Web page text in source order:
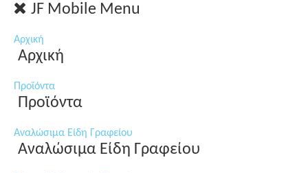
JF Mobile Menu
Αρχική
Αρχική
Προϊόντα
Προϊόντα
Αναλώσιμα Είδη Γραφείου
Αναλώσιμα Είδη Γραφείου